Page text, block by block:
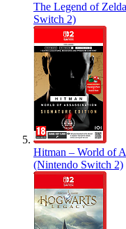
The Legend of
Switch 2)
Hitman – World of
(Nintendo Switch 2)